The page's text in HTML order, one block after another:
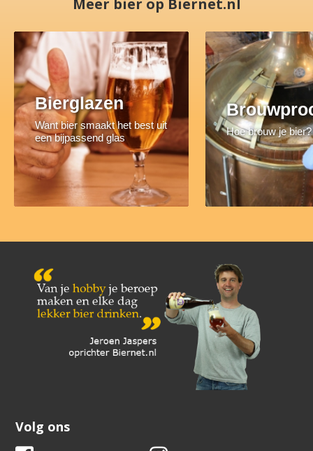
Meer bier op Biernet.nl
Bierglazen
Want bier smaakt het best uit
een bijpassend glas
Hoe brouw je bier?
Volg ons